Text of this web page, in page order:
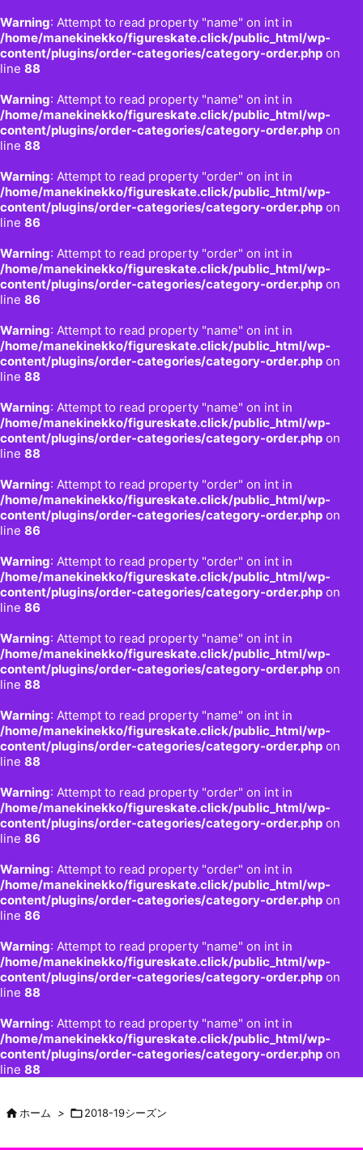
Warning: Attempt to read property "name" on int in
/home/manekinekko/figureskate.click/public_html/wp-
content/plugins/order-categories/category-order.php on
line 88
Warning: Attempt to read property "name" on int in
/home/manekinekko/figureskate.click/public_html/wp-
content/plugins/order-categories/category-order.php on
line 88
Warning: Attempt to read property "order" on int in
/home/manekinekko/figureskate.click/public_html/wp-
content/plugins/order-categories/category-order.php on
line 86
Warning: Attempt to read property "order" on int in
/home/manekinekko/figureskate.click/public_html/wp-
content/plugins/order-categories/category-order.php on
line 86
Warning: Attempt to read property "name" on int in
/home/manekinekko/figureskate.click/public_html/wp-
content/plugins/order-categories/category-order.php on
line 88
Warning: Attempt to read property "name" on int in
/home/manekinekko/figureskate.click/public_html/wp-
content/plugins/order-categories/category-order.php on
line 88
Warning: Attempt to read property "order" on int in
/home/manekinekko/figureskate.click/public_html/wp-
content/plugins/order-categories/category-order.php on
line 86
Warning: Attempt to read property "order" on int in
/home/manekinekko/figureskate.click/public_html/wp-
content/plugins/order-categories/category-order.php on
line 86
Warning: Attempt to read property "name" on int in
/home/manekinekko/figureskate.click/public_html/wp-
content/plugins/order-categories/category-order.php on
line 88
Warning: Attempt to read property "name" on int in
/home/manekinekko/figureskate.click/public_html/wp-
content/plugins/order-categories/category-order.php on
line 88
Warning: Attempt to read property "order" on int in
/home/manekinekko/figureskate.click/public_html/wp-
content/plugins/order-categories/category-order.php on
line 86
Warning: Attempt to read property "order" on int in
/home/manekinekko/figureskate.click/public_html/wp-
content/plugins/order-categories/category-order.php on
line 86
Warning: Attempt to read property "name" on int in
/home/manekinekko/figureskate.click/public_html/wp-
content/plugins/order-categories/category-order.php on
line 88
Warning: Attempt to read property "name" on int in
/home/manekinekko/figureskate.click/public_html/wp-
content/plugins/order-categories/category-order.php on
line 88
ホーム > 2018-19シーズン